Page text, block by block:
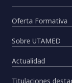
Oferta Formativa
Sobre UTAMED
Actualidad
Titulaciones